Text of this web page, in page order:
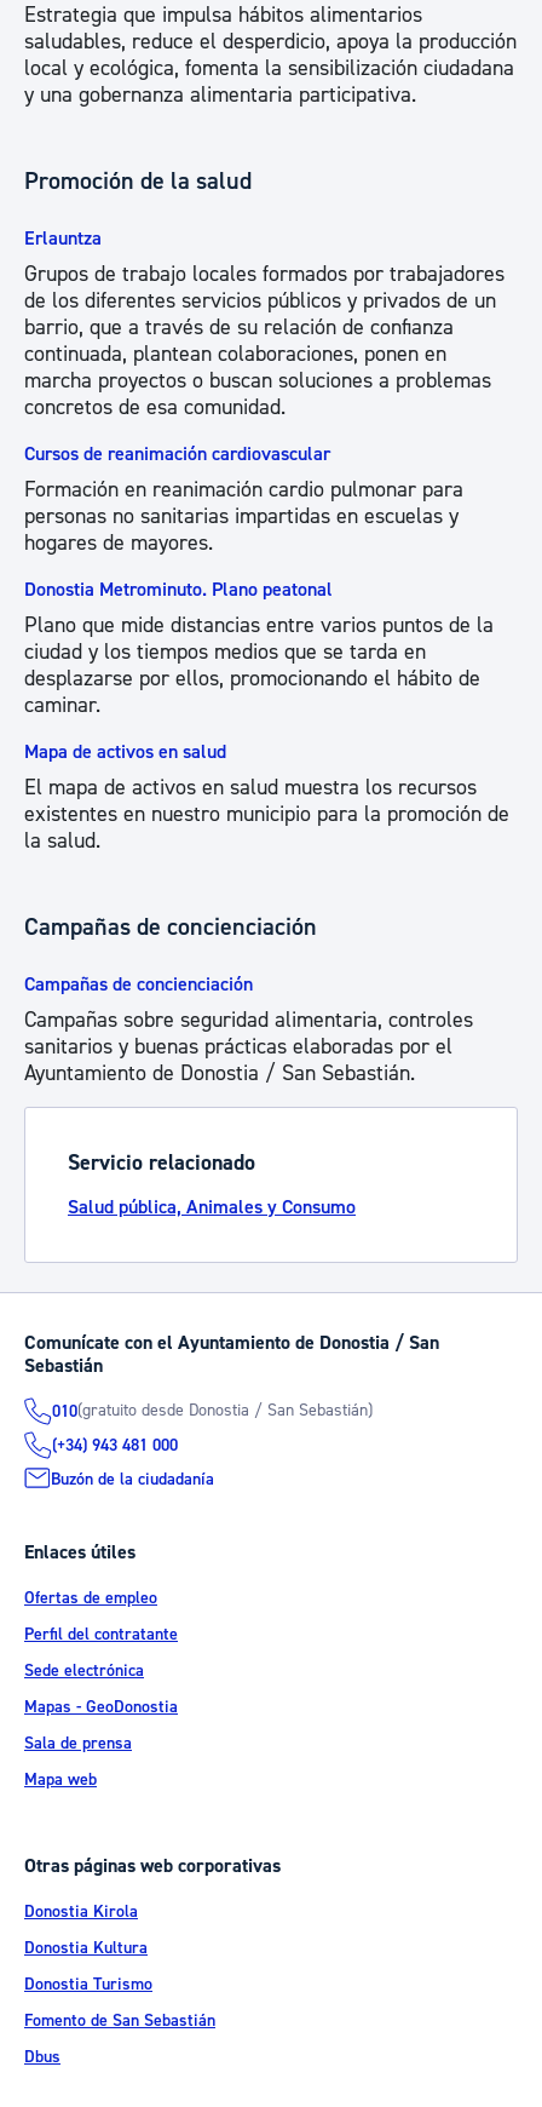
Estrategia que impulsa hábitos alimentarios
saludables, reduce el desperdicio, apoya la producción
local y ecológica, fomenta la sensibilización ciudadana
y una gobernanza alimentaria participativa.
Promoción de la salud
Erlauntza
Grupos de trabajo locales formados por trabajadores
de los diferentes servicios públicos y privados de un
barrio, que a través de su relación de confianza
continuada, plantean colaboraciones, ponen en
marcha proyectos o buscan soluciones a problemas
concretos de esa comunidad.
Cursos de reanimación cardiovascular
Formación en reanimación cardio pulmonar para
personas no sanitarias impartidas en escuelas y
hogares de mayores.
Donostia Metrominuto. Plano peatonal
Plano que mide distancias entre varios puntos de la
ciudad y los tiempos medios que se tarda en
desplazarse por ellos, promocionando el hábito de
caminar.
Mapa de activos en salud
El mapa de activos en salud muestra los recursos
existentes en nuestro municipio para la promoción de
la salud.
Campañas de concienciación
Campañas de concienciación
Campañas sobre seguridad alimentaria, controles
sanitarios y buenas prácticas elaboradas por el
Ayuntamiento de Donostia / San Sebastián.
Servicio relacionado
Salud pública, Animales y Consumo
Comunícate con el Ayuntamiento de Donostia / San
Sebastián
010(gratuito desde Donostia / San Sebastián)
(+34) 943 481 000
Buzón de la ciudadanía
Enlaces útiles
Ofertas de empleo
Perfil del contratante
Sede electrónica
Mapas - GeoDonostia
Sala de prensa
Mapa web
Otras páginas web corporativas
Donostia Kirola
Donostia Kultura
Donostia Turismo
Fomento de San Sebastián
Dbus